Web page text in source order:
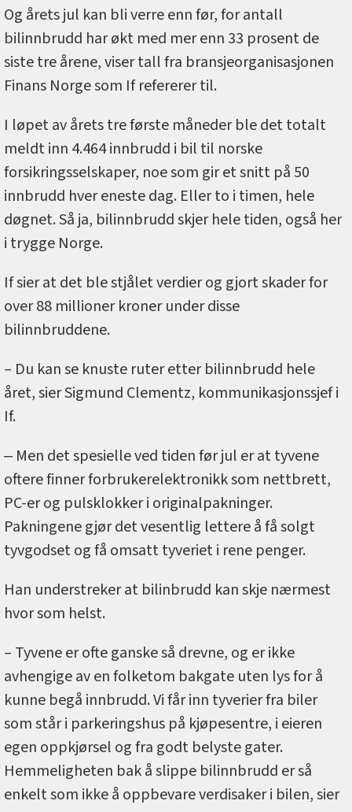
Og årets jul kan bli verre enn før, for antall
bilinnbrudd har økt med mer enn 33 prosent de
siste tre årene, viser tall fra bransjeorganisasjonen
Finans Norge som If refererer til.
I løpet av årets tre første måneder ble det totalt
meldt inn 4.464 innbrudd i bil til norske
forsikringsselskaper, noe som gir et snitt på 50
innbrudd hver eneste dag. Eller to i timen, hele
døgnet. Så ja, bilinnbrudd skjer hele tiden, også her
i trygge Norge.
If sier at det ble stjålet verdier og gjort skader for
over 88 millioner kroner under disse
bilinnbruddene.
– Du kan se knuste ruter etter bilinnbrudd hele
året, sier Sigmund Clementz, kommunikasjonssjef i
If.
‒ Men det spesielle ved tiden før jul er at tyvene
oftere finner forbrukerelektronikk som nettbrett,
PC-er og pulsklokker i originalpakninger.
Pakningene gjør det vesentlig lettere å få solgt
tyvgodset og få omsatt tyveriet i rene penger.
Han understreker at bilinbrudd kan skje nærmest
hvor som helst.
– Tyvene er ofte ganske så drevne, og er ikke
avhengige av en folketom bakgate uten lys for å
kunne begå innbrudd. Vi får inn tyverier fra biler
som står i parkeringshus på kjøpesentre, i eieren
egen oppkjørsel og fra godt belyste gater.
Hemmeligheten bak å slippe bilinnbrudd er så
enkelt som ikke å oppbevare verdisaker i bilen, sier